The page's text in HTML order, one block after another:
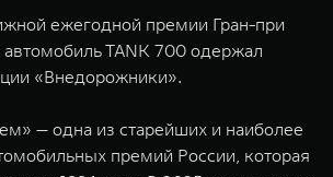
WEY 05
ежегодной премии Гран-при
TANK 700 одержал
«Внедорожники».
— одна из старейших и наиболее
премий России, которая